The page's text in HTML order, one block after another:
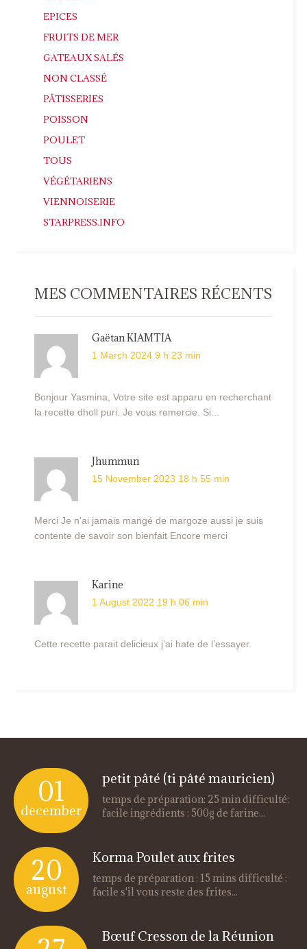
EPICES
FRUITS DE MER
GATEAUX SALÉS
NON CLASSÉ
PÂTISSERIES
POISSON
POULET
TOUS
VÉGÉTARIENS
VIENNOISERIE
STARPRESS.INFO
MES COMMENTAIRES RÉCENTS
Gaëtan KIAMTIA
1 March 2024 9 h 23 min
Bonjour Yasmina, Votre site est apparu en recherchant
la recette dholl puri. Je vous remercie. Si...
Jhummun
15 November 2023 18 h 55 min
Merci Je n'ai jamais mangé de margoze aussi je suis
contente de savoir son bienfait Encore merci
Karine
1 August 2022 19 h 06 min
Cette recette parait delicieux j’ai hate de l’essayer.
01
december
petit pâté (ti pâté mauricien)
temps de préparation: 25 min difficulté:
facile ingrédients : 500g de farine...
20
august
Korma Poulet aux frites
temps de préparation : 15 mins difficulté :
facile s'il vous reste des frites...
Bœuf Cresson de la Réunion